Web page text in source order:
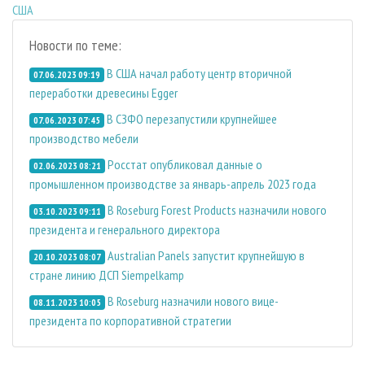
США
Новости по теме:
07.06.2023 09:19 В США начал работу центр вторичной
переработки древесины Egger
07.06.2023 07:45 В СЗФО перезапустили крупнейшее
производство мебели
02.06.2023 08:21 Росстат опубликовал данные о
промышленном производстве за январь-апрель 2023 года
03.10.2023 09:11 В Roseburg Forest Products назначили нового
президента и генерального директора
20.10.2023 08:07 Australian Panels запустит крупнейшую в
стране линию ДСП Siempelkamp
08.11.2023 10:05 В Roseburg назначили нового вице-
президента по корпоративной стратегии